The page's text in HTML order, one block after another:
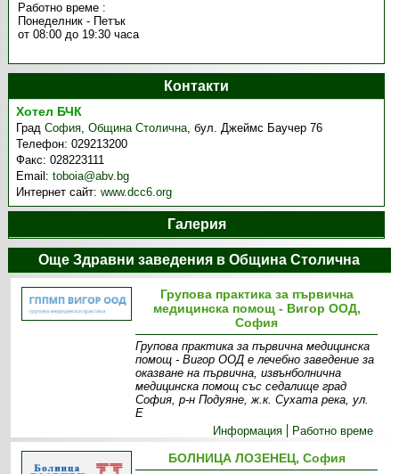
Работно време :
Понеделник - Петък
от 08:00 до 19:30 часа
Контакти
Хотел БЧК
ГрадСофия,Община Столична,бул. Джеймс Баучер 76
Телефон:029213200
Факс:028223111
Email:toboia@abv.bg
Интернет сайт:www.dcc6.org
Галерия
Още Здравни заведения в Община Столична
Групова практика за първична
медицинска помощ - Вигор ООД,
София
Групова практика за първична медицинска
помощ - Вигор ООД е лечебно заведение за
оказване на първична, извънболнична
медицинска помощ със седалище град
София, р-н Подуяне, ж.к. Сухата река, ул.
Е
Информация
Работно време
БОЛНИЦА ЛОЗЕНЕЦ, София